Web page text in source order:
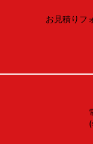
お見積りフ